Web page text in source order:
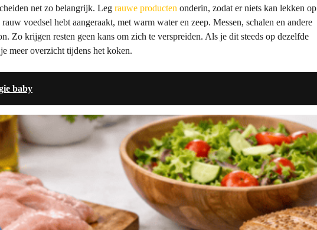
net zo belangrijk. Leg rauwe producten onderin, zodat er niets kan lekken op
voedsel hebt aangeraakt, met warm water en zeep. Messen, schalen en andere
Zo krijgen resten geen kans om zich te verspreiden. Als je dit steeds op dezelfde
meer overzicht tijdens het koken.
baby